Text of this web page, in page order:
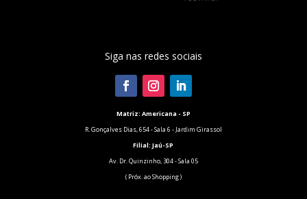
Siga nas redes sociais
Matriz: Americana - SP
R. Gonçalves Dias, 654 - Sala 6 - Jardim Girassol
Filial: Jaú-SP
Av. Dr. Quinzinho, 304 - Sala 05
( Próx. ao Shopping )